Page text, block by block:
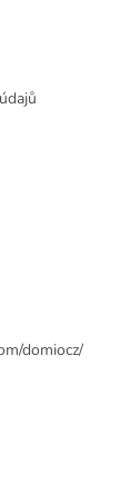
domiocz/